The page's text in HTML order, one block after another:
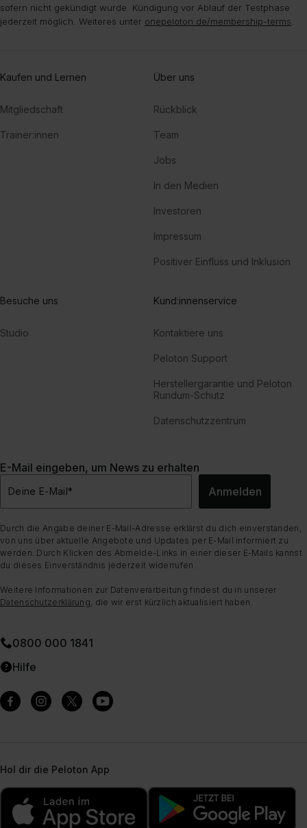
sofern nicht gekündigt wurde. Kündigung vor Ablauf der Testphase
jederzeit möglich. Weiteres unter onepeloton.de/membership-terms
Kaufen und Lernen
Mitgliedschaft
Trainer:innen
Über uns
Rückblick
Team
Jobs
In den Medien
Investoren
Impressum
Positiver Einfluss und Inklusion
Besuche uns
Studio
Kund:innenservice
Kontaktiere uns
Peloton Support
Herstellergarantie und Peloton
Rundum-Schutz
Datenschutzzentrum
E-Mail eingeben, um News zu erhalten
Deine E-Mail* Anmelden
Durch die Angabe deiner E-Mail-Adresse erklärst du dich einverstanden,
von uns über aktuelle Angebote und Updates per E-Mail informiert zu
werden. Durch Klicken des Abmelde-Links in einer dieser E-Mails kannst
du dieses Einverständnis jederzeit widerrufen.
Weitere Informationen zur Datenverarbeitung findest du in unserer
Datenschutzerklärung , die wir erst kürzlich aktualisiert haben.
0800 000 1841
Hilfe
Hol dir die Peloton App